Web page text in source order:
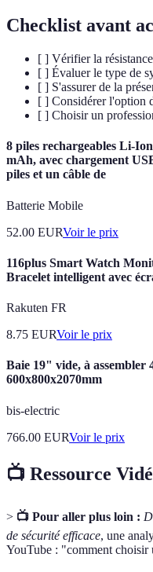
Checklist avant
[ ] Vérifier la
[ ] Évaluer le type de
[ ] S'assurer de la
[ ] Considérer l'option
[ ] Choisir un
8 piles rechargeables Li-
mAh, avec chargement
piles et un câble de
Batterie Mobile
52.00 EURVoir le prix
116plus Smart Watch
Bracelet intelligent avec
Rakuten FR
8.75 EURVoir le prix
Baie 19" vide, à assembler
600x800x2070mm
bis-electric
766.00 EURVoir le prix
📺 Ressource
> 📺 Pour aller plus loin :
de sécurité efficace, une
YouTube : "comment choisir